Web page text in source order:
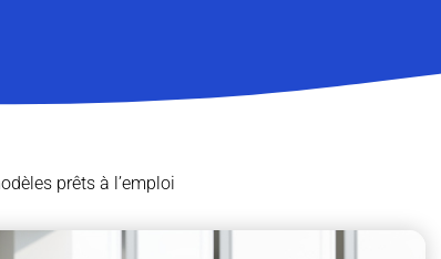
prêts à l’emploi